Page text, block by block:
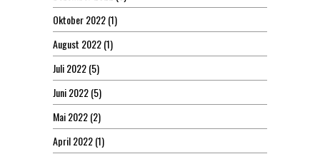
Oktober 2022(1)
August 2022(1)
Juli 2022(5)
Juni 2022(5)
Mai 2022(2)
April 2022(1)